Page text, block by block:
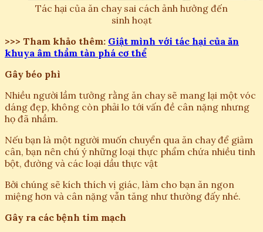
Tác hại của ăn chay sai cách ảnh hưởng đến
sinh hoạt
>>> Tham khảo thêm: Giật mình với tác hại của ăn
khuya âm thầm tàn phá cơ thể
Gây béo phì
Nhiều người lầm tưởng rằng ăn chay sẽ mang lại một vóc
dáng đẹp, không còn phải lo tới vấn đề cân nặng nhưng
họ đã nhầm.
Nếu bạn là một người muốn chuyển qua ăn chay để giảm
cân, bạn nên chú ý những loại thực phẩm chứa nhiều tinh
bột, đường và các loại dầu thực vật
Bởi chúng sẽ kích thích vị giác, làm cho bạn ăn ngon
miệng hơn và cân nặng vẫn tăng như thường đấy nhé.
Gây ra các bệnh tim mạch